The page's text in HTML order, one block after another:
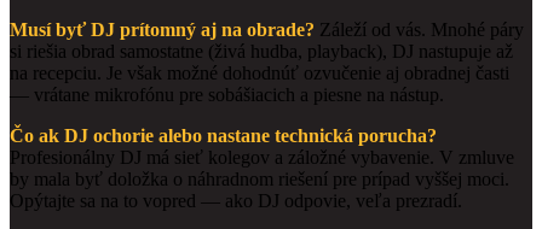
Musí byť DJ prítomný aj na obrade? Záleží od vás. Mnohé páry
si riešia obrad samostatne (živá hudba, playback), DJ nastupuje až
na recepciu. Je však možné dohodnúť ozvučenie aj obradnej časti
— vrátane mikrofónu pre sobášiacich a piesne na nástup.
Čo ak DJ ochorie alebo nastane technická porucha?
Profesionálny DJ má sieť kolegov a záložné vybavenie. V zmluve
by mala byť doložka o náhradnom riešení pre prípad vyššej moci.
Opýtajte sa na to vopred — ako DJ odpovie, veľa prezradí.